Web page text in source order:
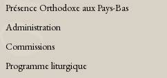
Présence Orthodoxe aux Pays-Bas
Administration
Commissions
Programme liturgique